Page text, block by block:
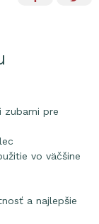
zubami pre
vo väčšine
a najlepšie